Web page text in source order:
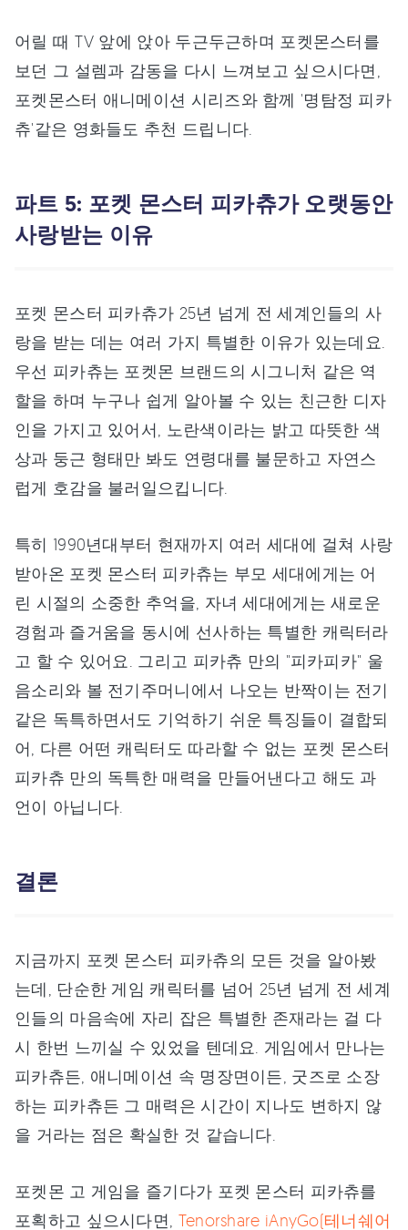
어릴 때 TV 앞에 앉아 두근두근하며 포켓몬스터를
보던 그 설렘과 감동을 다시 느껴보고 싶으시다면,
포켓몬스터 애니메이션 시리즈와 함께 '명탐정 피카
츄'같은 영화들도 추천 드립니다.
파트 5: 포켓 몬스터 피카츄가 오랫동안
사랑받는 이유
포켓 몬스터 피카츄가 25년 넘게 전 세계인들의 사
랑을 받는 데는 여러 가지 특별한 이유가 있는데요.
우선 피카츄는 포켓몬 브랜드의 시그니처 같은 역
할을 하며 누구나 쉽게 알아볼 수 있는 친근한 디자
인을 가지고 있어서, 노란색이라는 밝고 따뜻한 색
상과 둥근 형태만 봐도 연령대를 불문하고 자연스
럽게 호감을 불러일으킵니다.
특히 1990년대부터 현재까지 여러 세대에 걸쳐 사랑
받아온 포켓 몬스터 피카츄는 부모 세대에게는 어
린 시절의 소중한 추억을, 자녀 세대에게는 새로운
경험과 즐거움을 동시에 선사하는 특별한 캐릭터라
고 할 수 있어요. 그리고 피카츄 만의 "피카피카" 울
음소리와 볼 전기주머니에서 나오는 반짝이는 전기
같은 독특하면서도 기억하기 쉬운 특징들이 결합되
어, 다른 어떤 캐릭터도 따라할 수 없는 포켓 몬스터
피카츄 만의 독특한 매력을 만들어낸다고 해도 과
언이 아닙니다.
결론
지금까지 포켓 몬스터 피카츄의 모든 것을 알아봤
는데, 단순한 게임 캐릭터를 넘어 25년 넘게 전 세계
인들의 마음속에 자리 잡은 특별한 존재라는 걸 다
시 한번 느끼실 수 있었을 텐데요. 게임에서 만나는
피카츄든, 애니메이션 속 명장면이든, 굿즈로 소장
하는 피카츄든 그 매력은 시간이 지나도 변하지 않
을 거라는 점은 확실한 것 같습니다.
포켓몬 고 게임을 즐기다가 포켓 몬스터 피카츄를
포획하고 싶으시다면, Tenorshare iAnyGo(테너쉐어